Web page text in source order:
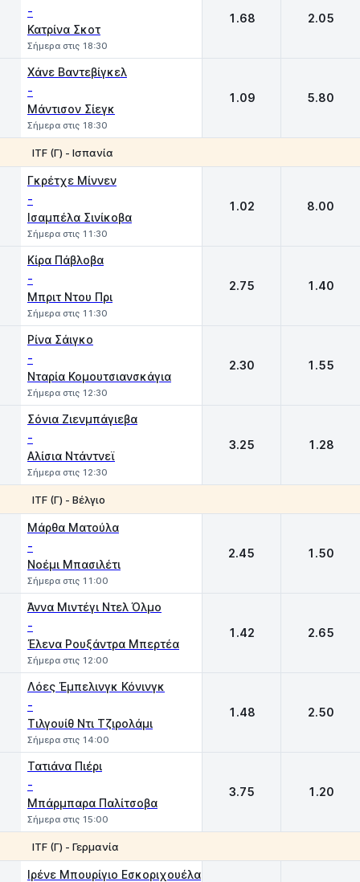
-
Κατρίνα Σκοτ
Σήμερα στις 18:30
1.68 2.05
Χάνε Βαντεβίγκελ
-
Μάντισον Σίεγκ
Σήμερα στις 18:30
1.09 5.80
ITF (Γ) - Ισπανία
Γκρέτχε Μίννεν
-
Iσαμπέλα Σινίκοβα
Σήμερα στις 11:30
1.02 8.00
Κίρα Πάβλοβα
-
Μπριτ Ντου Πρι
Σήμερα στις 11:30
2.75 1.40
Ρίνα Σάιγκο
-
Νταρία Κομουτσιανσκάγια
Σήμερα στις 12:30
2.30 1.55
Σόνια Ζιενμπάγιεβα
-
Αλίσια Ντάντνεϊ
Σήμερα στις 12:30
3.25 1.28
ITF (Γ) - Βέλγιο
Μάρθα Ματούλα
-
Νοέμι Μπασιλέτι
Σήμερα στις 11:00
2.45 1.50
Άννα Μιντέγι Ντελ Όλμο
-
Έλενα Ρουξάντρα Μπερτέα
Σήμερα στις 12:00
1.42 2.65
Λόες Έμπελινγκ Κόνινγκ
-
Τιλγουίθ Ντι Τζιρολάμι
Σήμερα στις 14:00
1.48 2.50
Τατιάνα Πιέρι
-
Μπάρμπαρα Παλίτσοβα
Σήμερα στις 15:00
3.75 1.20
ITF (Γ) - Γερμανία
Ιρένε Μπουρίγιο Εσκοριχουέλα